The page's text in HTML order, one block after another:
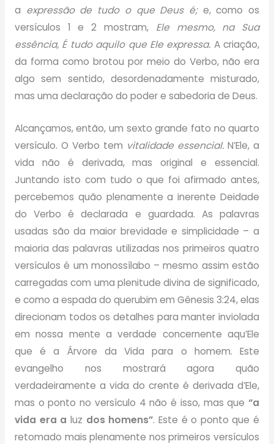
a expressão de tudo o que Deus é;e, como os
versículos 1 e 2 mostram, Ele mesmo, na Sua
essência, É tudo aquilo que Ele expressa. A criação,
da forma como brotou por meio do Verbo, não era
algo sem sentido, desordenadamente misturado,
mas uma declaração do poder e sabedoria de Deus.
Alcançamos, então, um sexto grande fato no quarto
versículo. O Verbo tem vitalidade essencial. N’Ele, a
vida não é derivada, mas original e essencial.
Juntando isto com tudo o que foi afirmado antes,
percebemos quão plenamente a inerente Deidade
do Verbo é declarada e guardada. As palavras
usadas são da maior brevidade e simplicidade – a
maioria das palavras utilizadas nos primeiros quatro
versículos é um monossílabo – mesmo assim estão
carregadas com uma plenitude divina de significado,
e como a espada do querubim em Gênesis 3:24, elas
direcionam todos os detalhes para manter inviolada
em nossa mente a verdade concernente aqu’Ele
que é a Árvore da Vida para o homem. Este
evangelho nos mostrará agora quão
verdadeiramente a vida do crente é derivada d’Ele,
mas o ponto no versículo 4 não é isso, mas que“a
vida era a luz dos homens”. Este é o ponto que é
retomado mais plenamente nos primeiros versículos